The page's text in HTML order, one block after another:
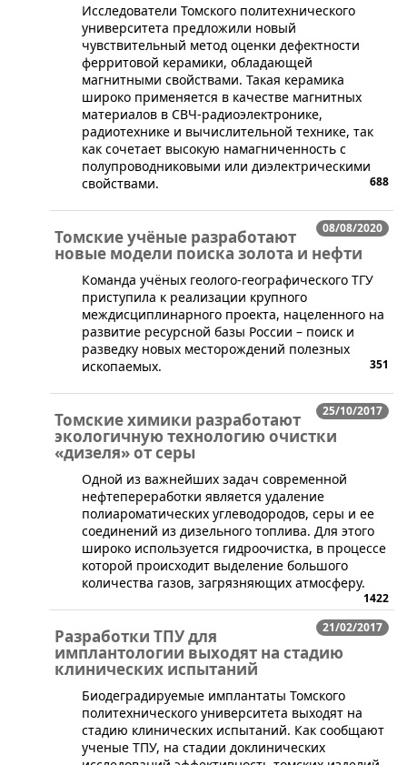
Исследователи Томского политехнического
университета предложили новый
чувствительный метод оценки дефектности
ферритовой керамики, обладающей
магнитными свойствами. Такая керамика
широко применяется в качестве магнитных
материалов в СВЧ-радиоэлектронике,
радиотехнике и вычислительной технике, так
как сочетает высокую намагниченность с
полупроводниковыми или диэлектрическими
свойствами.
688
08/08/2020
Томские учёные разработают
новые модели поиска золота и нефти
​​​Команда учёных геолого-географического ТГУ
приступила к реализации крупного
междисциплинарного проекта, нацеленного на
развитие ресурсной базы России – поиск и
разведку новых месторождений полезных
ископаемых.
351
25/10/2017
Томские химики разработают
экологичную технологию очистки
«дизеля» от серы
​Одной из важнейших задач современной
нефтепереработки является удаление
полиароматических углеводородов, серы и ее
соединений из дизельного топлива. Для этого
широко используется гидроочистка, в процессе
которой происходит выделение большого
количества газов, загрязняющих атмосферу.
1422
21/02/2017
Разработки ТПУ для
имплантологии выходят на стадию
клинических испытаний
​Биодеградируемые имплантаты Томского
политехнического университета выходят на
стадию клинических испытаний. Как сообщают
ученые ТПУ, на стадии доклинических